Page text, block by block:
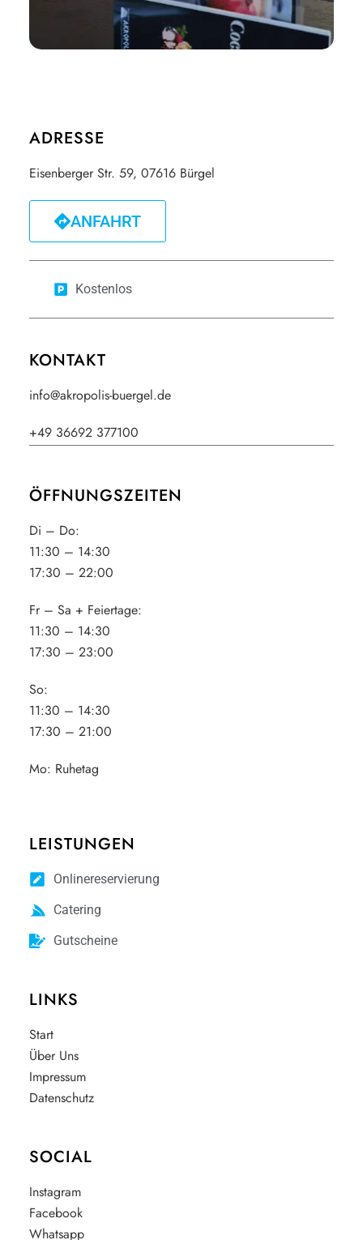
ADRESSE
Eisenberger Str. 59, 07616 Bürgel
ANFAHRT
Kostenlos
KONTAKT
info@akropolis-buergel.de
+49 36692 377100
ÖFFNUNGSZEITEN
Di – Do:
11:30 – 14:30
17:30 – 22:00
Fr – Sa + Feiertage:
11:30 – 14:30
17:30 – 23:00
So:
11:30 – 14:30
17:30 – 21:00
Mo: Ruhetag
LEISTUNGEN
Onlinereservierung
Catering
Gutscheine
LINKS
Start
Über Uns
Impressum
Datenschutz
SOCIAL
Instagram
Facebook
Whatsapp